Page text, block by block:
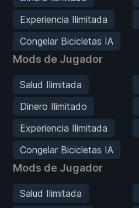
Experiencia Ilimitada
Congelar Bicicletas IA
Mods de Jugador
Salud Ilimitada
Dinero Ilimitado
Experiencia Ilimitada
Congelar Bicicletas IA
Mods de Jugador
Salud Ilimitada